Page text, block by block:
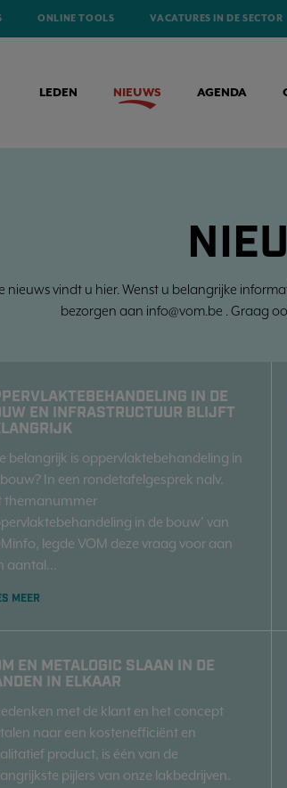
ONLINE TOOLS VACATURES IN DE SECTOR
LEDEN NIEUWS AGENDA
nieuws vindt u hier. Wenst u belangrijke
bezorgen aan info@vom.be . Graag
IN DE
EN INFRASTRUCTUUR BLIJFT
belangrijk is oppervlaktebehandeling in
In een rondetafelgesprek nalv.
themanummer
in de bouw' van
legde VOM deze vraag voor aan
aantal...
MEER
EN METALOGIC SLAAN IN DE
IN ELKAAR
met de klant en het concept
naar een kostenefficiënt en
product, is één van de
pijlers van onze lakbedrijven.